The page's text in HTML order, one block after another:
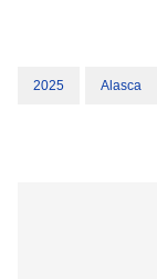
2025 Alasca